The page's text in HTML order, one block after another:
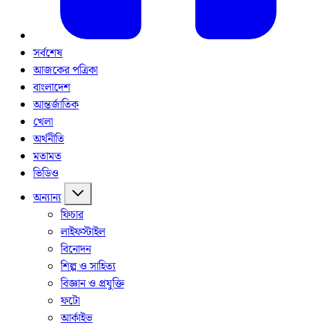
সর্বশেষ
আজকের পত্রিকা
বাংলাদেশ
আন্তর্জাতিক
খেলা
অর্থনীতি
মতামত
ভিডিও
অন্যান্য
ফিচার
লাইফস্টাইল
বিনোদন
শিল্প ও সাহিত্য
বিজ্ঞান ও প্রযুক্তি
ফটো
আর্কাইভ